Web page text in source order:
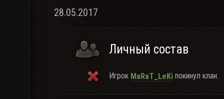
28.05.2017
Личный состав
Игрок MaRaT_LeKi покинул клан.